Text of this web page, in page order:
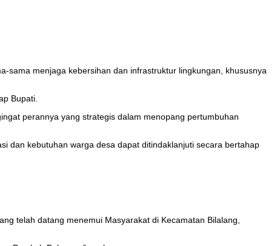
sama menjaga kebersihan dan infrastruktur lingkungan, khususnya
Bupati.
perannya yang strategis dalam menopang pertumbuhan
dan kebutuhan warga desa dapat ditindaklanjuti secara bertahap
telah datang menemui Masyarakat di Kecamatan Bilalang,